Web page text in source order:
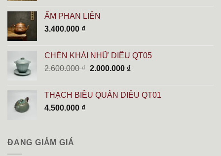
2.700.000 ₫.
ẤM PHAN LIÊN
3.400.000 ₫
CHÉN KHẢI NHỮ DIÊU QT05
2.600.000₫ Giá
2.600.000 ₫.
2.000.000 ₫Giá
tại
là:
THẠCH BIỀU QUÂN DIÊU QT01
4.500.000 ₫
ĐANG GIẢM GIÁ